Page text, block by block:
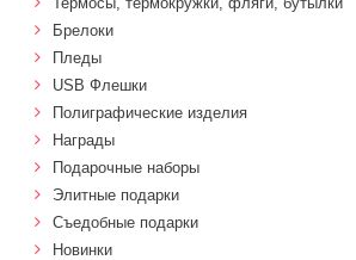
Брелоки
Пледы
USB Флешки
Полиграфические изделия
Награды
Подарочные наборы
Элитные подарки
Cъедобные подарки
Новинки